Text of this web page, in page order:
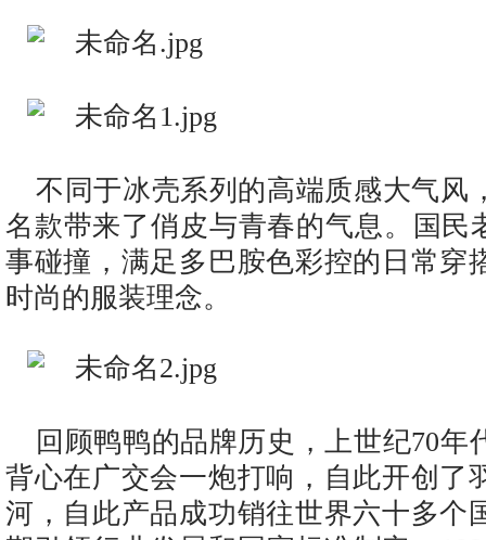
不同于冰壳系列的高端质感大气风
名款带来了俏皮与青春的气息。国民
事碰撞，满足多巴胺色彩控的日常穿
时尚的服装理念。
回顾鸭鸭的品牌历史，上世纪70年
背心在广交会一炮打响，自此开创了
河，自此产品成功销往世界六十多个